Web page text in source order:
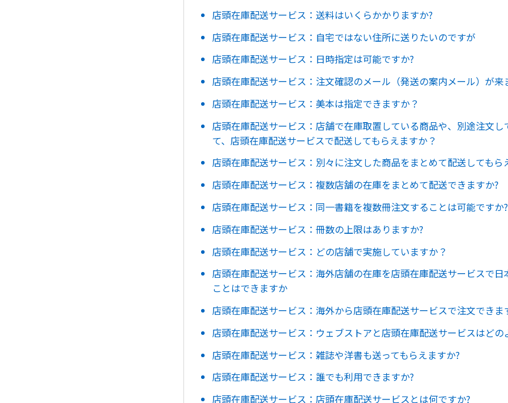
店頭在庫配送サービス：送料はいくらかかりますか?
店頭在庫配送サービス：自宅ではない住所に送りたいのですが
店頭在庫配送サービス：日時指定は可能ですか?
店頭在庫配送サービス：注文確認のメール（発送の案内メール）が来
店頭在庫配送サービス：美本は指定できますか？
店頭在庫配送サービス：店舗で在庫取置している商品や、別途注文し
て、店頭在庫配送サービスで配送してもらえますか？
店頭在庫配送サービス：別々に注文した商品をまとめて配送してもら
店頭在庫配送サービス：複数店舗の在庫をまとめて配送できますか?
店頭在庫配送サービス：同一書籍を複数冊注文することは可能ですか?
店頭在庫配送サービス：冊数の上限はありますか?
店頭在庫配送サービス：どの店舗で実施していますか？
店頭在庫配送サービス：海外店舗の在庫を店頭在庫配送サービスで日
ことはできますか
店頭在庫配送サービス：海外から店頭在庫配送サービスで注文できま
店頭在庫配送サービス：ウェブストアと店頭在庫配送サービスはどの
店頭在庫配送サービス：雑誌や洋書も送ってもらえますか?
店頭在庫配送サービス：誰でも利用できますか?
店頭在庫配送サービス：店頭在庫配送サービスとは何ですか?